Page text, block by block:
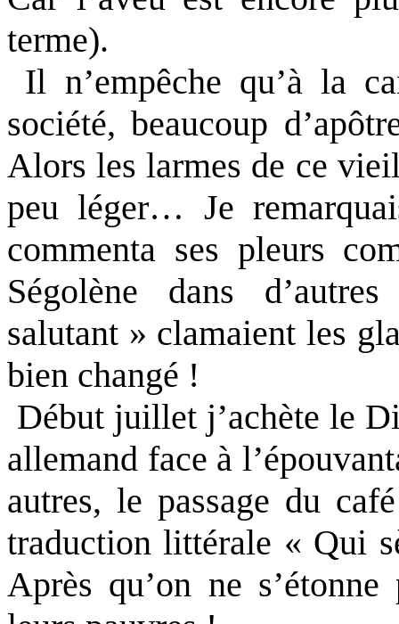
terme).
Il n’empêche qu’à la
société, beaucoup
Alors les larmes de ce
peu léger… Je
commenta ses pleurs
Ségolène dans
salutant » clamaient les
bien changé !
Début juillet j’achète le
allemand face à
autres, le passage du
traduction littérale « Qui
Après qu’on ne